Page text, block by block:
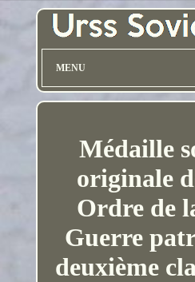
MENU
Médaille
originale
Ordre de
Guerre
deuxième